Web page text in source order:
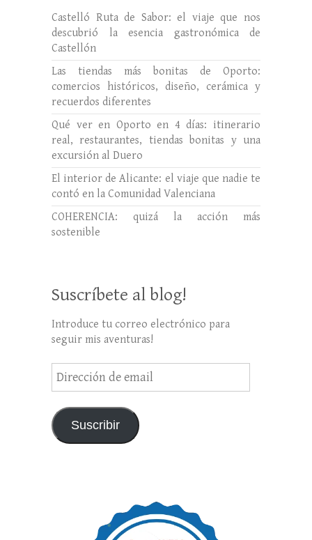
Castelló Ruta de Sabor: el viaje que nos
descubrió la esencia gastronómica de
Castellón
Las tiendas más bonitas de Oporto:
comercios históricos, diseño, cerámica y
recuerdos diferentes
Qué ver en Oporto en 4 días: itinerario
real, restaurantes, tiendas bonitas y una
excursión al Duero
El interior de Alicante: el viaje que nadie te
contó en la Comunidad Valenciana
COHERENCIA: quizá la acción más
sostenible
Suscríbete al blog!
Introduce tu correo electrónico para
seguir mis aventuras!
Dirección
de
Suscribir